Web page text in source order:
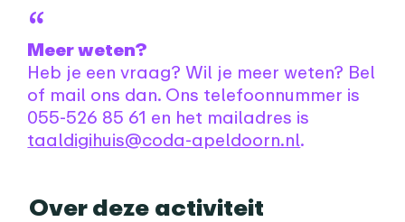
Meer weten?
Heb je een vraag? Wil je meer weten? Bel
of mail ons dan. Ons telefoonnummer is
055-526 85 61 en het mailadres is
taaldigihuis@coda-apeldoorn.nl.
Over deze activiteit